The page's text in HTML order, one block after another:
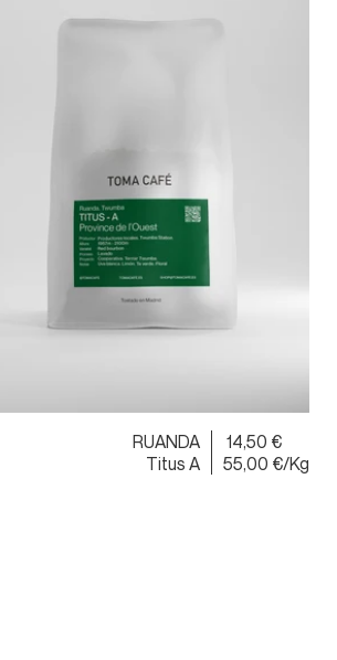
RUANDA
Titus A
14,50 €
55,00 €/Kg